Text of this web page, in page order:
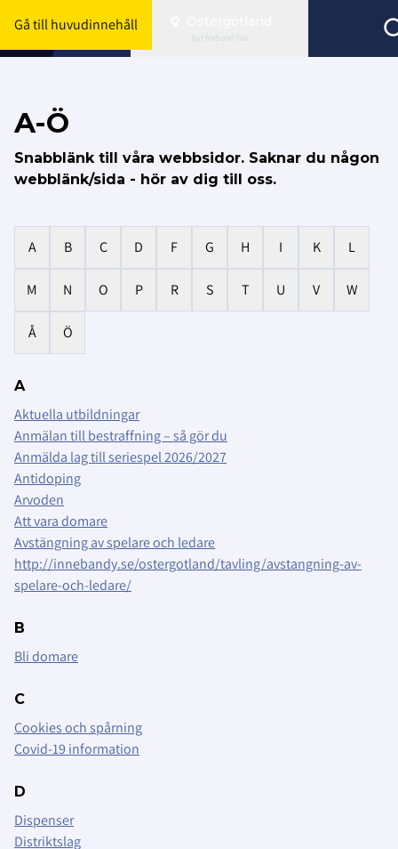
Gå till huvudinnehåll
Byt förbund här
A-Ö
Snabblänk till våra webbsidor. Saknar du någon
webblänk/sida - hör av dig till oss.
A B C D F G H I K L
M N O P R S T U V W
Å Ö
A
Aktuella utbildningar
Anmälan till bestraffning – så gör du
Anmälda lag till seriespel 2026/2027
Antidoping
Arvoden
Att vara domare
Avstängning av spelare och ledare
http://innebandy.se/ostergotland/tavling/avstangning-av-
spelare-och-ledare/
B
Bli domare
C
Cookies och spårning
Covid-19 information
D
Dispenser
Distriktslag